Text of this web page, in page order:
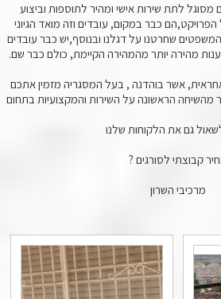
מסוגל לתת שירות אישי ומהיר לתוספות וביצוע
כבר במקום, עובדים וזה מואד הגיוני
שחרטנו על דגלנו ובנוסף,יש כבר עובדים
מהירה יותר מהמהירה הקיימת, כולם כבר שם.
אשר בוהדנה , בעל המסגריה מזמין אתכם
מהשיחה הראשונה על השירות והמקצועיות בתחום
גם את הלקוחות שלנו
קבוצתי לסורגים ?
מרכיבי השרון